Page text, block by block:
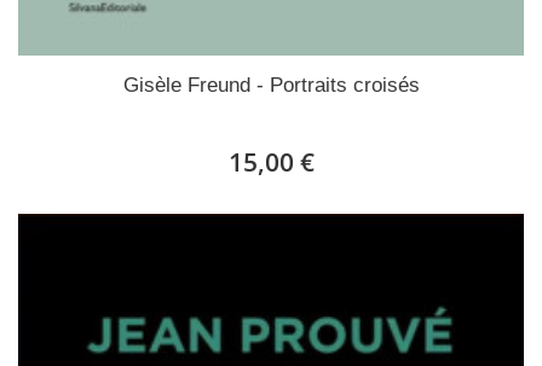
Gisèle Freund - Portraits croisés
15,00 €